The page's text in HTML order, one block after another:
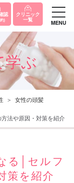
認
)
クリニック
一覧 MENU
学ぶ
女性の頭髪
法や原因・対策を紹介
る│セルフ
策を紹介